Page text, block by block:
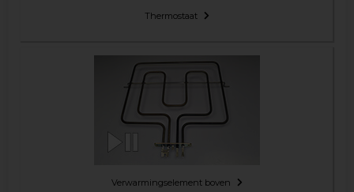
Thermostaat
Verwarmingselement boven